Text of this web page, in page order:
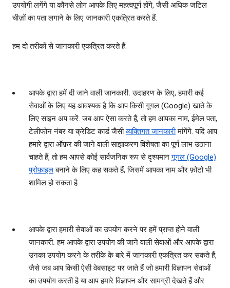
उपयोगी लगेंगे या कौनसे लोग आपके लिए महत्‍वपूर्ण होंगे, जैसी अधिक जटिल
चीज़ों का पता लगाने के लिए जानकारी एकत्रित करते हैं.
हम दो तरीकों से जानकारी एकत्रित करते हैं:
आपके द्वारा हमें दी जाने वाली जानकारी. उदाहरण के लिए, हमारी कई
सेवाओं के लिए यह आवश्‍यक है कि आप किसी गूगल (Google) खाते के
लिए साइन अप करें. जब आप ऐसा करते हैं, तो हम आपका नाम, ईमेल पता,
टेलीफोन नंबर या क्रेडिट कार्ड जैसीव्‍यक्तिगत जानकारीमांगेंगे. यदि आप
हमारे द्वारा ऑफ़र की जाने वाली साझाकरण विशेषता का पूर्ण लाभ उठाना
चाहते हैं, तो हम आपसे कोई सार्वजनिक रूप से दृश्‍यमानगूगल (Google)
प्रोफ़ाइलबनाने के लिए कह सकते हैं, जिसमें आपका नाम और फ़ोटो भी
शामिल हो सकता है.
आपके द्वारा हमारी सेवाओं का उपयोग करने पर हमें प्राप्त होने वाली
जानकारी. हम आपके द्वारा उपयोग की जाने वाली सेवाओं और आपके द्वारा
उनका उपयोग करने के तरीके के बारे में जानकारी एकत्रित कर सकते हैं,
जैसे जब आप किसी ऐसी वेबसाइट पर जाते हैं जो हमारी विज्ञापन सेवाओं
का उपयोग करती है या आप हमारे विज्ञापन और सामग्री देखते हैं और